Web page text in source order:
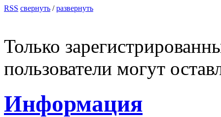
RSS свернуть /развернуть
Только
пользователи могут
Информация